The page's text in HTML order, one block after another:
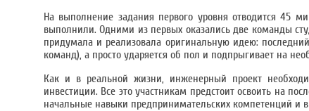
На выполнение задания первого уровня отводится 45
выполнили. Одними из первых оказались две команды
придумала и реализовала оригинальную идею:
команд), а просто ударяется об пол и подпрыгивает на
Как и в реальной жизни, инженерный проект
инвестиции. Все это участникам предстоит освоить на
начальные навыки предпринимательских компетенций и